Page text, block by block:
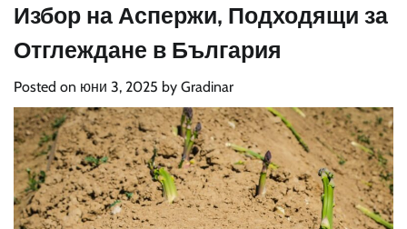
Избор на Аспержи, Подходящи за
Отглеждане в България
Posted on юни 3, 2025 by Gradinar